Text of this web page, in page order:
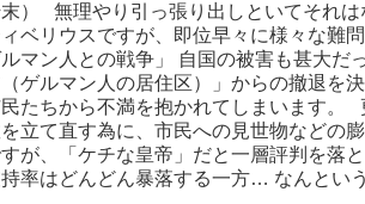
末） 無理やり引っ張り出しといてそ
ベリウスですが、即位早々に様々な難
マン人との戦争」 自国の被害も甚大だ
ゲルマン人の居住区）」からの撤退を
たちから不満を抱かれてしまいます。
立て直す為に、市民への見世物などの
が、「ケチな皇帝」だと一層評判を落
率はどんどん暴落する一方… なんとい